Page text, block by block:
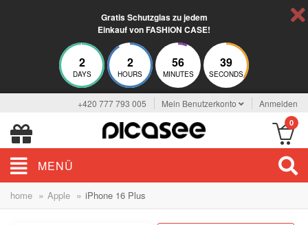
Gratis Schutzglas zu jedem
Einkauf von FASHION CASE!
2
DAYS
2
HOURS
56
MINUTES
38
SECONDS
+420 777 793 005 Mein Benutzerkonto Anmelden
0
MENÜ
home » Apple » iPhone 16 Plus